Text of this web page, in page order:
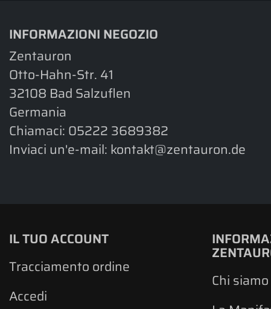
INFORMAZIONI NEGOZIO
Zentauron
Otto-Hahn-Str. 41
32108 Bad Salzuflen
Germania
Chiamaci: 05222 3689382
Inviaci un'e-mail: kontakt@zentauron.de
IL TUO ACCOUNT
Tracciamento ordine
Accedi
Chi siamo